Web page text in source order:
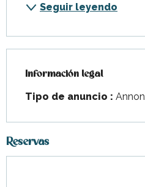
Seguir leyendo
Información legal
Información legal
Tipo de anuncio :
Reservas